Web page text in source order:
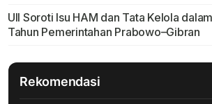
UII Soroti Isu HAM dan Tata Kelola
Tahun Pemerintahan Prabowo–Gibran
Rekomendasi